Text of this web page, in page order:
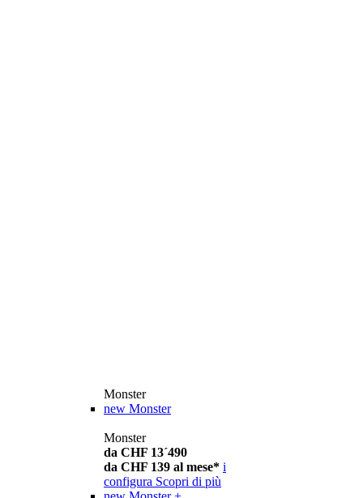
Monster
new Monster
Monster
da CHF 13´490
da CHF 139 al mese* i
configura Scopri di più